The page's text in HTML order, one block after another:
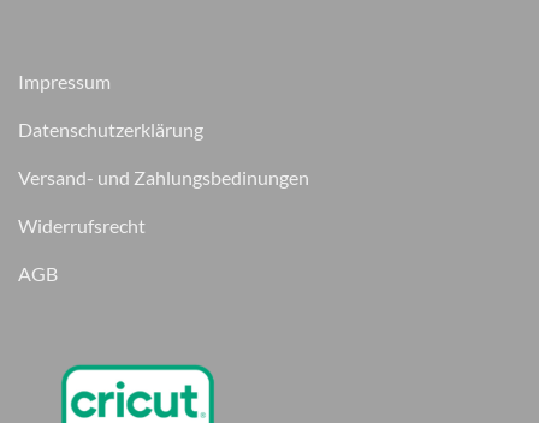
Impressum
Datenschutzerklärung
Versand- und Zahlungsbedinungen
Widerrufsrecht
AGB